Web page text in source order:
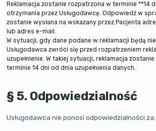
Reklamacja zostanie rozpatrzona w terminie **14
otrzymania przez Usługodawcę. Odpowiedź w
zostanie wysłana na wskazany przez Pacjenta
lub adres e-mail.
W sytuacji, gdy dane podane w reklamacji będą
Usługodawca zwróci się przed rozpatrzeniem
uzupełnienie. W takiej sytuacji, reklamacja
terminie 14 dni od dnia uzupełnienia danych.
§ 5. Odpowiedzialność
Usługodawca nie ponosi odpowiedzialności za: